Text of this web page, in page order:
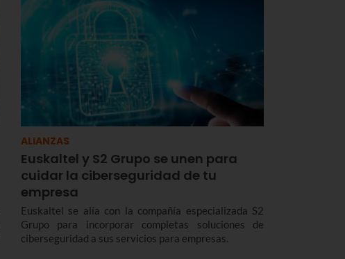
ALIANZAS
Euskaltel y S2 Grupo se unen para
cuidar la ciberseguridad de tu
empresa
Euskaltel se alía con la compañía especializada S2
Grupo para incorporar completas soluciones de
ciberseguridad a sus servicios para empresas.